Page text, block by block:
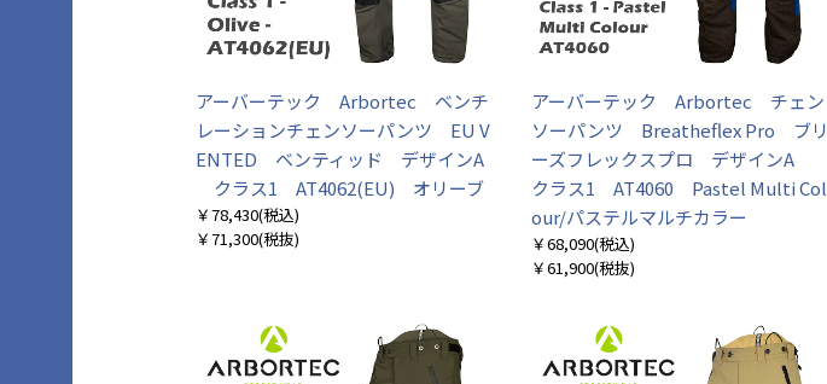
アーバーテック Arbortec ベンチ
レーションチェンソーパンツ EU V
ENTED ベンティッド デザインA
クラス1 AT4062(EU) オリーブ
￥78,430(税込)
￥71,300(税抜)
アーバーテック Arbortec チェン
ソーパンツ Breatheflex Pro ブリ
ーズフレックスプロ デザインA
クラス1 AT4060 Pastel Multi Col
our/パステルマルチカラー
￥68,090(税込)
￥61,900(税抜)